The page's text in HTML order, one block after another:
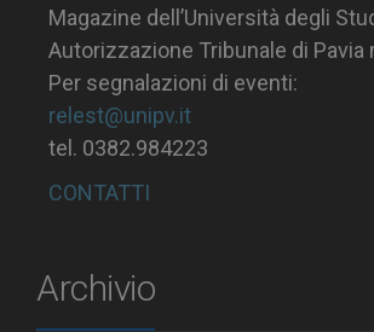
Magazine dell’Università degli
Autorizzazione Tribunale di Pavia
Per segnalazioni di eventi:
relest@unipv.it
tel. 0382.984223
CONTATTI
Archivio